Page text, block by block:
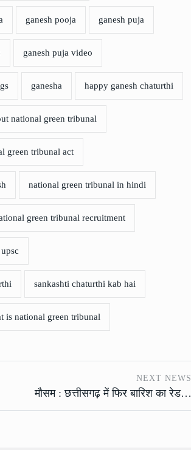
ganesh pooja ganesh puja
ganesh puja video
ganesha happy ganesh chaturthi
national green tribunal
green tribunal act
national green tribunal in hindi
green tribunal recruitment
sankashti chaturthi kab hai
is national green tribunal
NEXT NEWS
मौसम : छत्तीसगढ़ में फिर बारिश का रेड…